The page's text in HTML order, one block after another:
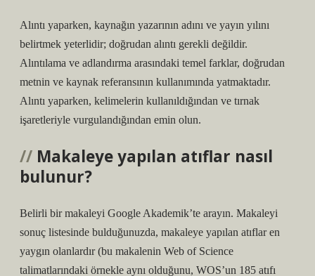
Alıntı yaparken, kaynağın yazarının adını ve yayın yılını
belirtmek yeterlidir; doğrudan alıntı gerekli değildir.
Alıntılama ve adlandırma arasındaki temel farklar, doğrudan
metnin ve kaynak referansının kullanımında yatmaktadır.
Alıntı yaparken, kelimelerin kullanıldığından ve tırnak
işaretleriyle vurgulandığından emin olun.
Makaleye yapılan atıflar nasıl
bulunur?
Belirli bir makaleyi Google Akademik’te arayın. Makaleyi
sonuç listesinde bulduğunuzda, makaleye yapılan atıflar en
yaygın olanlardır (bu makalenin Web of Science
talimatlarındaki örnekle aynı olduğunu, WOS’un 185 atıfı